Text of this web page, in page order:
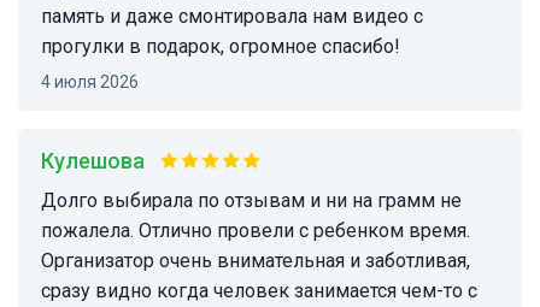
память и даже смонтировала нам видео с
прогулки в подарок, огромное спасибо!
4 июля 2026
Кулешова
Долго выбирала по отзывам и ни на грамм не
пожалела. Отлично провели с ребенком время.
Организатор очень внимательная и заботливая,
сразу видно когда человек занимается чем-то с